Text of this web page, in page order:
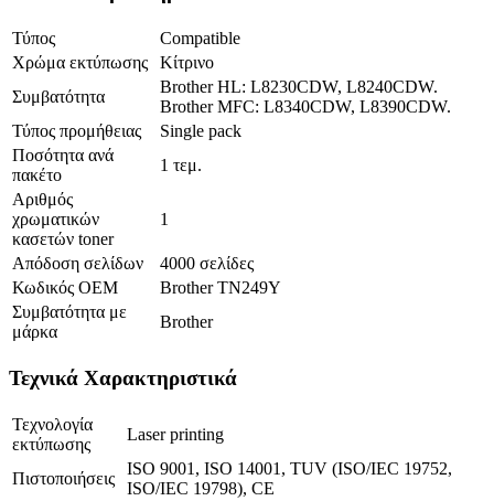
Τύπος
Compatible
Χρώμα εκτύπωσης
Κίτρινο
Συμβατότητα
Brother HL: L8230CDW, L8240CDW.
Brother MFC: L8340CDW, L8390CDW.
Τύπος προμήθειας
Single pack
Ποσότητα ανά
πακέτο
1 τεμ.
Αριθμός
χρωματικών
κασετών toner
1
Απόδοση σελίδων
4000 σελίδες
Κωδικός OEM
Brother TN249Y
Συμβατότητα με
μάρκα
Brother
Τεχνικά Χαρακτηριστικά
Τεχνολογία
εκτύπωσης
Laser printing
Πιστοποιήσεις
ISO 9001, ISO 14001, TUV (ISO/IEC 19752,
ISO/IEC 19798), CE